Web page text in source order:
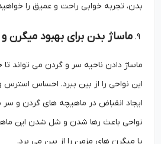
بدن، تجربه خوابی راحت و عمیق را خواهید
ماساژ بدن برای بهبود میگرن و سر
ماساژ دادن ناحیه سر و گردن می تواند تا حد
این نواحی را از بین ببرد. احساس استرس و
ایجاد انقباض در ماهیچه های گردن و سر می
نواحی باعث رها شدن و شل شدن این
یا میگرن های مزمن را از بین می برد.